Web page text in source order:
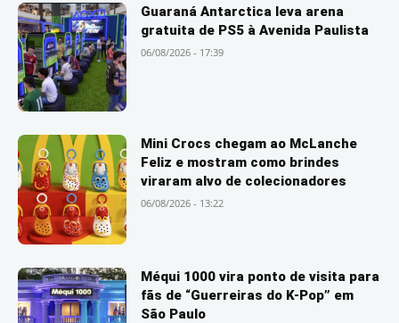
Guaraná Antarctica leva arena
gratuita de PS5 à Avenida Paulista
06/08/2026 - 17:39
Mini Crocs chegam ao McLanche
Feliz e mostram como brindes
viraram alvo de colecionadores
06/08/2026 - 13:22
Méqui 1000 vira ponto de visita para
fãs de “Guerreiras do K-Pop” em
São Paulo